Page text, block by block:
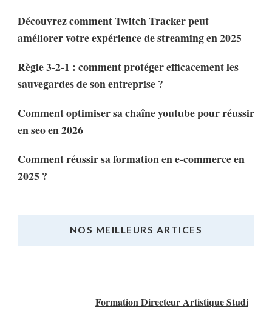
Découvrez comment Twitch Tracker peut
améliorer votre expérience de streaming en 2025
Règle 3-2-1 : comment protéger efficacement les
sauvegardes de son entreprise ?
Comment optimiser sa chaîne youtube pour réussir
en seo en 2026
Comment réussir sa formation en e-commerce en
2025 ?
NOS MEILLEURS ARTICES
Formation Directeur Artistique Studi